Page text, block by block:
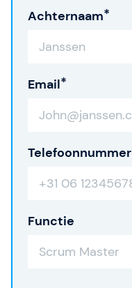
Achternaam
Email
Telefoonnummer
Functie